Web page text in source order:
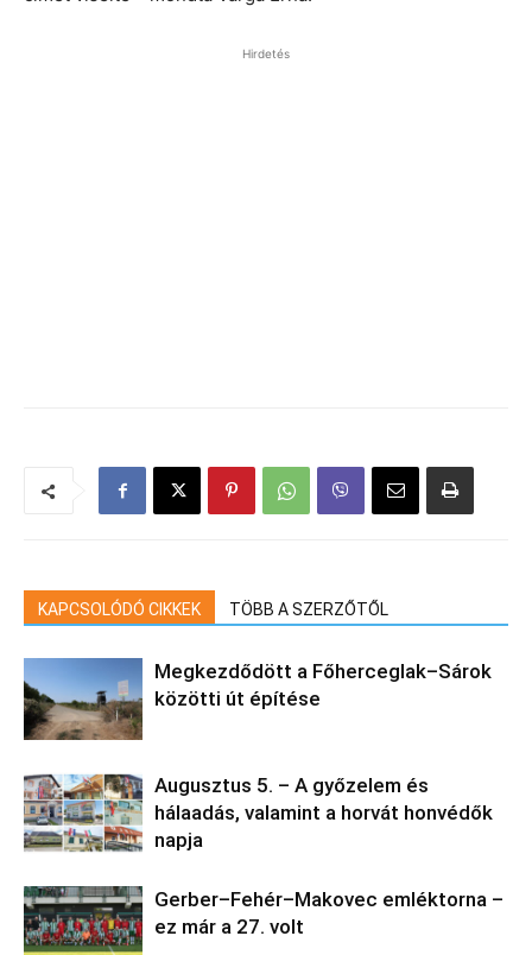
Hirdetés
KAPCSOLÓDÓ CIKKEK TÖBB A SZERZŐTŐL
Megkezdődött a Főherceglak–Sárok
közötti út építése
Augusztus 5. – A győzelem és
hálaadás, valamint a horvát honvédők
napja
Gerber–Fehér–Makovec emléktorna –
ez már a 27. volt